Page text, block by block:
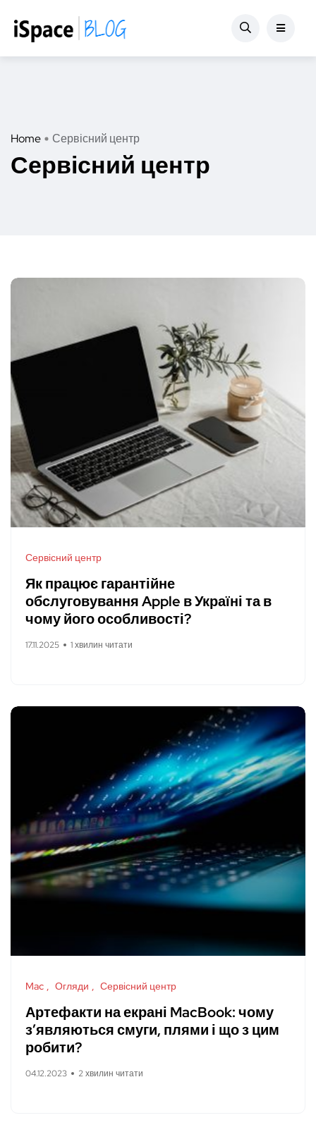
Home Сервісний центр
Сервісний центр
Сервісний центр
Як працює гарантійне
обслуговування Apple в Україні та в
чому його особливості?
17.11.2025 1 хвилин читати
Mac Огляди Сервісний центр
Артефакти на екрані MacBook: чому
з’являються смуги, плями і що з цим
робити?
04.12.2023 2 хвилин читати